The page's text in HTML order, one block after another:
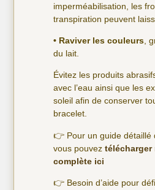
imperméabilisation, les
transpiration peuvent
• Raviver les couleurs ,
du lait.
Évitez les produits
avec l’eau ainsi que les
soleil afin de conserver
bracelet.
👉 Pour un guide détaillé
vous pouveztélécharger
complète ici
👉 Besoin d’aide pour